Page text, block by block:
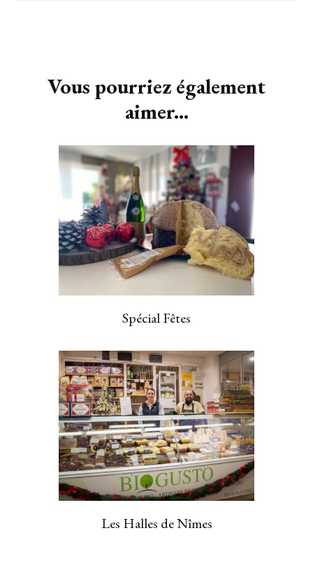
Vous pourriez également
aimer...
Spécial Fêtes
Les Halles de Nîmes